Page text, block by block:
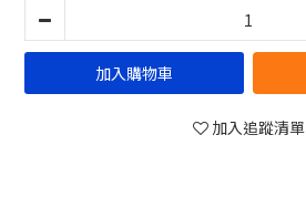
加入購物車
加入追蹤清單